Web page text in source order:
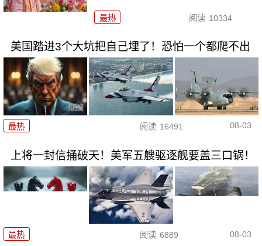
最热 阅读 10334
美国踏进3个大坑把自己埋了！恐怕一个都爬不出
最热 阅读 16491 08-03
上将一封信捅破天！美军五艘驱逐舰要盖三口锅！
最热 阅读 6889 08-03